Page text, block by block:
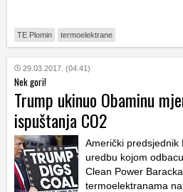
TE Plomin termoelektrane
29.03.2017. (04:41)
Nek gori!
Trump ukinuo Obaminu
ispuštanja CO2
Američki predsjednik
uredbu kojom
Clean Power
termoelektranama